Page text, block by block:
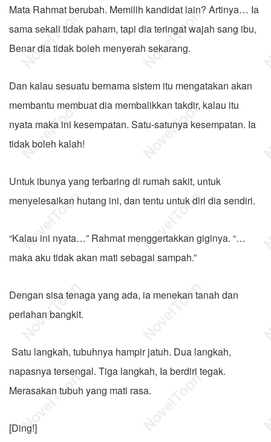
Mata Rahmat berubah. Memilih kandidat lain? Artinya… Ia
sama sekali tidak paham, tapi dia teringat wajah sang ibu,
Benar dia tidak boleh menyerah sekarang.
Dan kalau sesuatu bernama sistem itu mengatakan akan
membantu membuat dia membalikkan takdir, kalau itu
nyata maka ini kesempatan. Satu-satunya kesempatan. Ia
tidak boleh kalah!
Untuk ibunya yang terbaring di rumah sakit, untuk
menyelesaikan hutang ini, dan tentu untuk diri dia sendiri.
“Kalau ini nyata…” Rahmat menggertakkan giginya. “…
maka aku tidak akan mati sebagai sampah.”
Dengan sisa tenaga yang ada, ia menekan tanah dan
perlahan bangkit.
Satu langkah, tubuhnya hampir jatuh. Dua langkah,
napasnya tersengal. Tiga langkah, Ia berdiri tegak.
Merasakan tubuh yang mati rasa.
[Ding!]